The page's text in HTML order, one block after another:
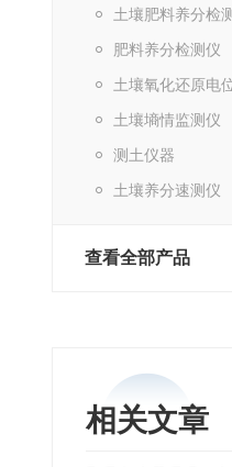
土壤肥料养分检
肥料养分检测仪
土壤氧化还原电
土壤墒情监测仪
测土仪器
土壤养分速测仪
查看全部产品
相关文章